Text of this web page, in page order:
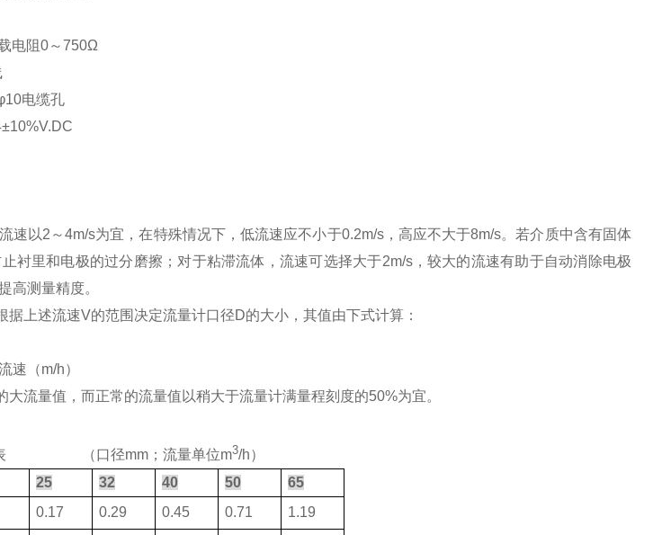
电阻0～750Ω
电缆孔
速以2～4m/s为宜，在特殊情况下，低流速应不小于0.2m/s，高应不大于8m/s。若介质中含有固体
衬里和电极的过分磨擦；对于粘滞流体，流速可选择大于2m/s，较大的流速有助于自动消除电极
高测量精度。
上述流速V的范围决定流量计口径D的大小，其值由下式计算：
速（m/h）
流量值，而正常的流量值以稍大于流量计满量程刻度的50%为宜。
（口径mm；流量单位m3/h）
25 32 40 50
65
0.17 0.29 0.45 0.71 1.19